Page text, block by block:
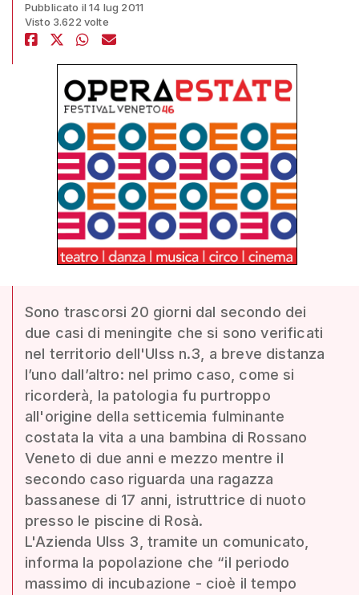
Pubblicato il 14 lug 2011
Visto 3.622 volte
Sono trascorsi 20 giorni dal secondo dei
due casi di meningite che si sono verificati
nel territorio dell'Ulss n.3, a breve distanza
l’uno dall’altro: nel primo caso, come si
ricorderà, la patologia fu purtroppo
all'origine della setticemia fulminante
costata la vita a una bambina di Rossano
Veneto di due anni e mezzo mentre il
secondo caso riguarda una ragazza
bassanese di 17 anni, istruttrice di nuoto
presso le piscine di Rosà.
L'Azienda Ulss 3, tramite un comunicato,
informa la popolazione che “il periodo
massimo di incubazione - cioè il tempo